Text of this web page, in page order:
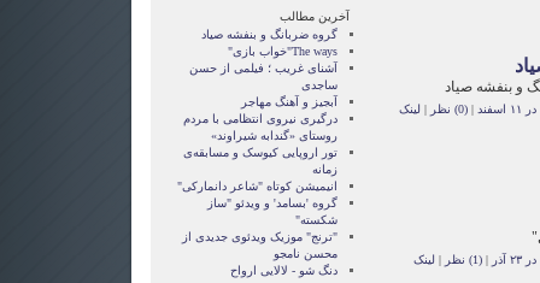
و بنفشه صیاد
|(0) نظر | لینک
آذر |(1) نظر | لینک
آخرین مطالب
گروه ضربانگ و بنفشه صیاد
The ways"خواب بازی"
آشنای غریب ؛ فیلمی از حسن
ساجدی
آبجیز و آهنگ مهاجر
درگيری نيروی انتظامی با مردم
روستای «گندابه شيراوند»
تور اروپایی کیوسک و مسابقه‌ی
زمانه
انیمیشن کوتاه "شاعر دانمارکی"
گروه 'بسامد' و ویدئو "ساز
شکسته"
"ترنج" موزیک ویدئوی جدیدی از
محسن نامجو
دنگ شو - لالایی ارواح